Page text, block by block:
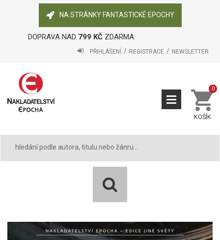
NA STRÁNKY FANTASTICKÉ EPOCHY
DOPRAVA NAD 799 KČZDARMA
PŘIHLÁŠENÍ REGISTRACE NEWSLETTER
KOŠÍK
0